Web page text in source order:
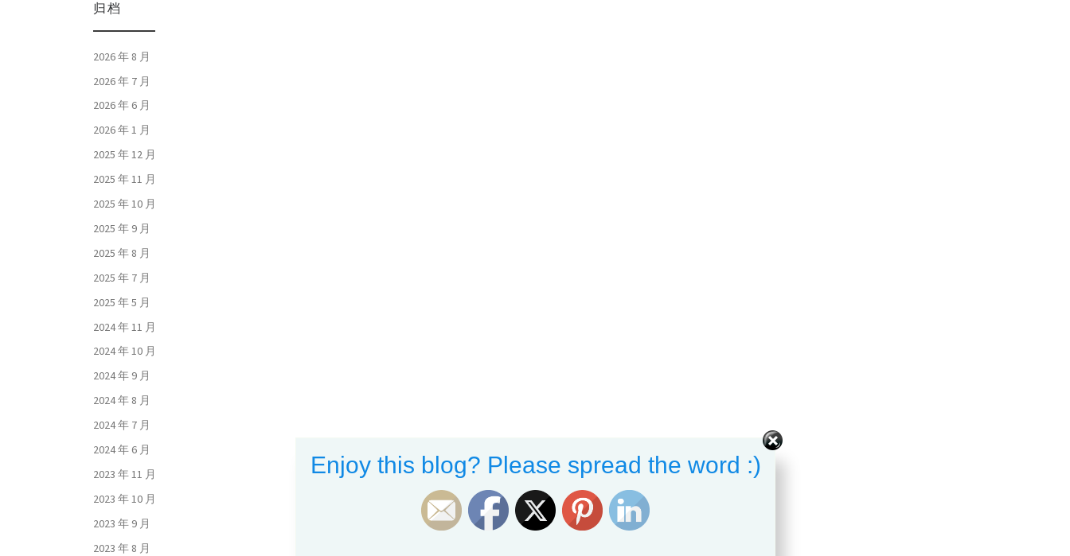
归档
2026 年 8 月
2026 年 7 月
2026 年 6 月
2026 年 1 月
2025 年 12 月
2025 年 11 月
2025 年 10 月
2025 年 9 月
2025 年 8 月
2025 年 7 月
2025 年 5 月
2024 年 11 月
2024 年 10 月
2024 年 9 月
2024 年 8 月
2024 年 7 月
2024 年 6 月
2023 年 11 月
2023 年 10 月
2023 年 9 月
2023 年 8 月
Enjoy this blog? Please spread the word :)